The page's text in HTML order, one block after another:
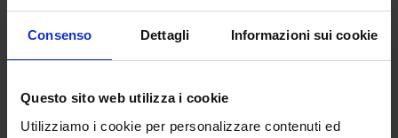
Consenso Dettagli Informazioni sui cookie
Questo sito web utilizza i cookie
Utilizziamo i cookie per personalizzare contenuti ed